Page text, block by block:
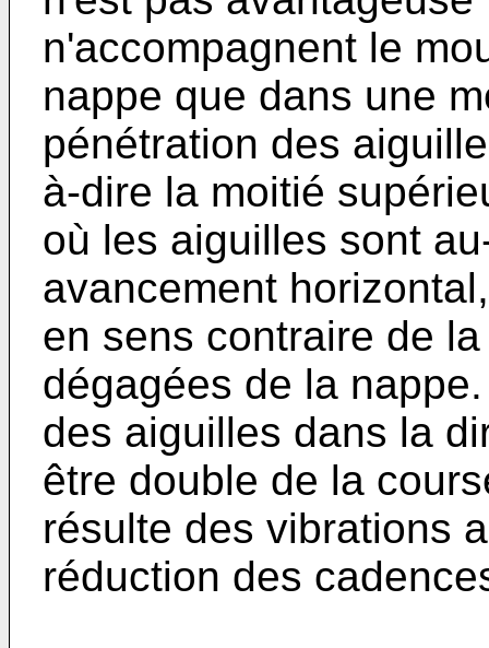
n'accompagnent le
nappe que dans une
pénétration des
à-dire la moitié
où les aiguilles sont
avancement
en sens contraire de
dégagées de la
des aiguilles dans la
être double de la
résulte des vibrations
réduction des